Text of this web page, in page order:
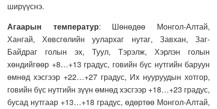
ширүүснэ.
Агаарын температур: Шөнөдөө Монгол-Алтай,
Хангай, Хөвсгөлийн уулархаг нутаг, Завхан, Заг-
Байдраг голын эх, Туул, Тэрэлж, Хэрлэн голын
хөндийгөөр +8…+13 градус, говийн бүс нутгийн баруун
өмнөд хэсгээр +22…+27 градус, Их нууруудын хотгор,
говийн бүс нутгийн зүүн өмнөд хэсгээр +18…+23 градус,
бусад нутгаар +13…+18 градус, өдөртөө Монгол-Алтай,